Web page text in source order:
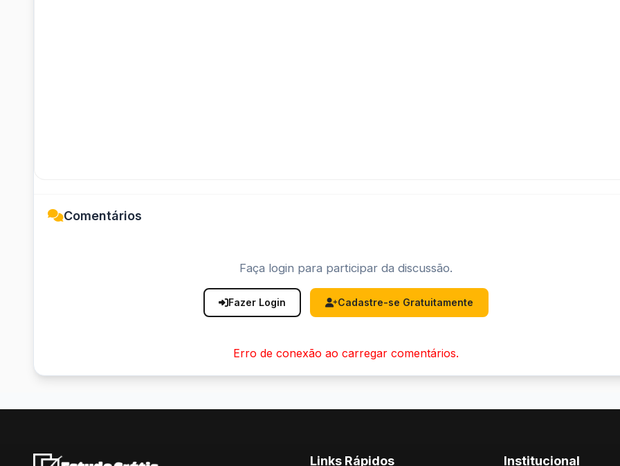
Comentários
Faça login para participar da discussão.
Fazer Login Cadastre-se Gratuitamente
Erro de conexão ao carregar comentários.
Links Rápidos Institucional